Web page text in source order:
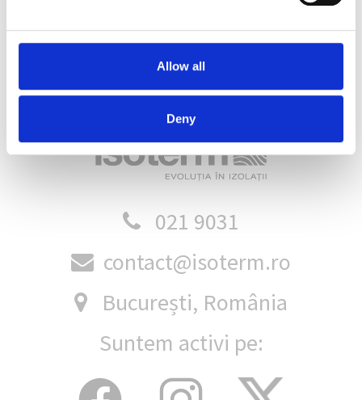
Allow all
Deny
021 9031
contact@isoterm.ro
București, România
Suntem activi pe: